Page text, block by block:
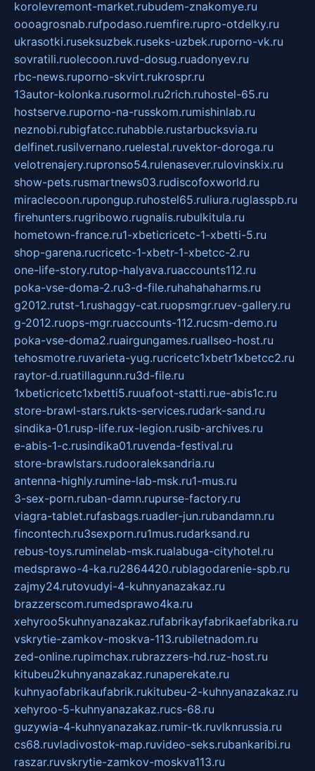
korolevremont-market.rubudem-znakomye.ru
oooagrosnab.rufpodaso.ruemfire.rupro-otdelky.ru
ukrasotki.ruseksuzbek.ruseks-uzbek.ruporno-vk.ru
sovratili.ruolecoon.ruvd-dosug.ruadonyev.ru
rbc-news.ruporno-skvirt.rukrospr.ru
13autor-kolonka.rusormol.ru2rich.ruhostel-65.ru
hostserve.ruporno-na-russkom.rumishinlab.ru
neznobi.rubigfatcc.ruhabble.rustarbucksvia.ru
delfinet.rusilvernano.ruelestal.ruvektor-doroga.ru
velotrenajery.rupronso54.rulenasever.rulovinskix.ru
show-pets.rusmartnews03.rudiscofoxworld.ru
miraclecoon.rupongup.ruhostel65.ruliura.ruglasspb.ru
firehunters.rugribowo.rugnalis.rubulkitula.ru
hometown-france.ru1-xbeticricetc-1-xbetti-5.ru
shop-garena.rucricetc-1-xbetr-1-xbetcc-2.ru
one-life-story.rutop-halyava.ruaccounts112.ru
poka-vse-doma-2.ru3-d-file.ruhahahaharms.ru
g2012.rutst-1.rushaggy-cat.ruopsmgr.ruev-gallery.ru
g-2012.ruops-mgr.ruaccounts-112.rucsm-demo.ru
poka-vse-doma2.ruairgungames.ruallseo-host.ru
tehosmotre.ruvarieta-yug.rucricetc1xbetr1xbetcc2.ru
raytor-d.ruatillagunn.ru3d-file.ru
1xbeticricetc1xbetti5.ruuafoot-statti.rue-abis1c.ru
store-brawl-stars.rukts-services.rudark-sand.ru
sindika-01.rusp-life.rux-legion.rusib-archives.ru
e-abis-1-c.rusindika01.ruvenda-festival.ru
store-brawlstars.rudooraleksandria.ru
antenna-highly.rumine-lab-msk.ru1-mus.ru
3-sex-porn.ruban-damn.rupurse-factory.ru
viagra-tablet.rufasbags.ruadler-jun.rubandamn.ru
fincontech.ru3sexporn.ru1mus.rudarksand.ru
rebus-toys.ruminelab-msk.rualabuga-cityhotel.ru
medsprawo-4-ka.ru2864420.rublagodarenie-spb.ru
zajmy24.rutovudyi-4-kuhnyanazakaz.ru
brazzerscom.rumedsprawo4ka.ru
xehyroo5kuhnyanazakaz.rufabrikayfabrikaefabrika.ru
vskrytie-zamkov-moskva-113.rubiletnadom.ru
zed-online.rupimchax.rubrazzers-hd.ruz-host.ru
kitubeu2kuhnyanazakaz.runaperekate.ru
kuhnyaofabrikaufabrik.rukitubeu-2-kuhnyanazakaz.ru
xehyroo-5-kuhnyanazakaz.rucs-68.ru
guzywia-4-kuhnyanazakaz.rumir-tk.ruvlknrussia.ru
cs68.ruvladivostok-map.ruvideo-seks.rubankaribi.ru
raszar.ruvskrytie-zamkov-moskva113.ru